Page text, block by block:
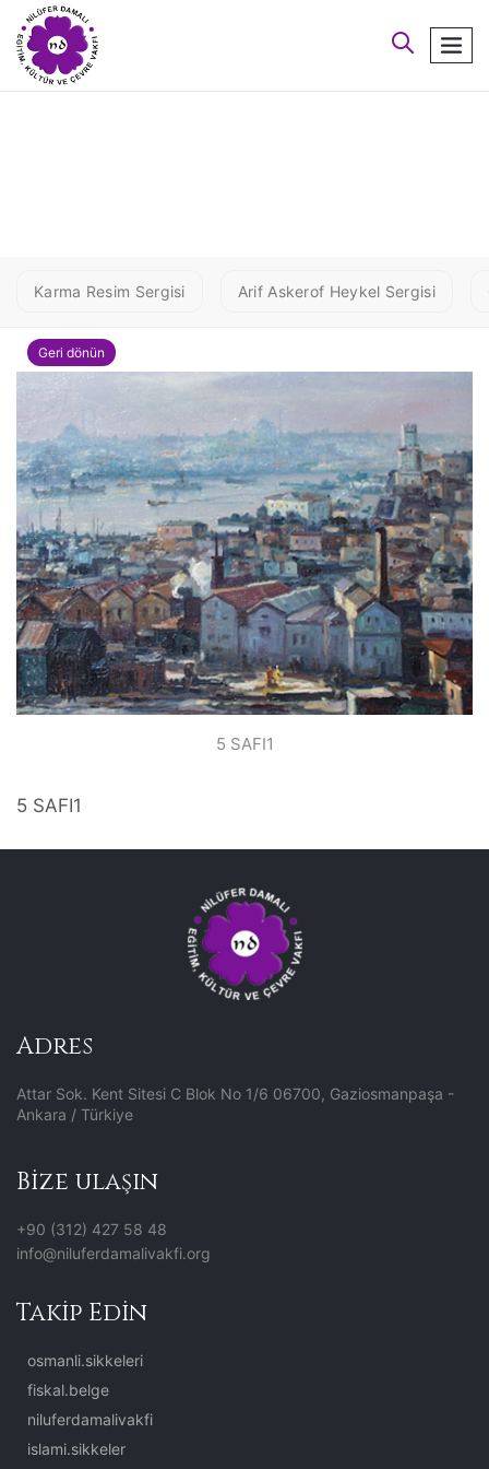
arayın
Karma Resim Sergisi Arif Askerof Heykel Sergisi
Geri dönün
5 SAFI1
5 SAFI1
Adres
Attar Sok. Kent Sitesi C Blok No 1/6 06700, Gaziosmanpaşa -
Ankara / Türkiye
Bize ulaşın
+90 (312) 427 58 48
info@niluferdamalivakfi.org
Takip Edin
osmanli.sikkeleri
fiskal.belge
niluferdamalivakfi
islami.sikkeler